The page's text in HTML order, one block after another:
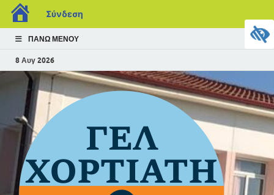
Σύνδεση
ΠΆΝΩ ΜΕΝΟΎ
8 Αυγ 2026